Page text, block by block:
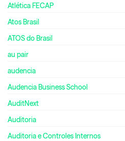
Atlética FECAP
Atos Brasil
ATOS do Brasil
au pair
audencia
Audencia Business School
AuditNext
Auditoria
Auditoria e Controles Internos